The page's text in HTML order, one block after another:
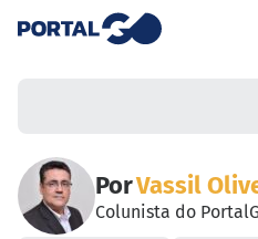
PorVassil
Colunista do